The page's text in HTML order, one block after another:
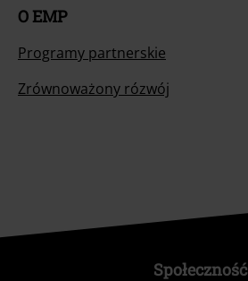
O EMP
Programy partnerskie
Zrównoważony rózwój
Społeczność